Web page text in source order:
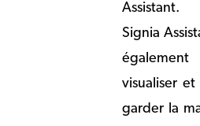
Assistant.
Signia
visualiser
garder la